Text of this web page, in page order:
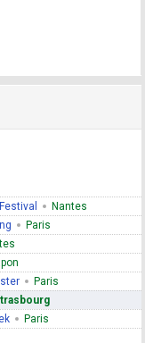
Nantes
Paris
Paris
Paris